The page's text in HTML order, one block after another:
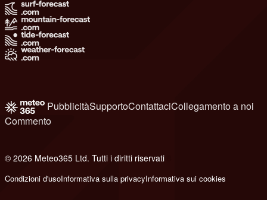
PubblicitàSupportoContattaciCollegamento a noi
Commento
© 2026 Meteo365 Ltd. Tutti i diritti riservati
Condizioni d'usoInformativa sulla privacyInformativa sui cookies